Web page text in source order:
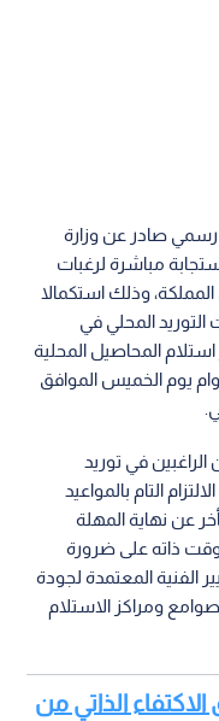
صادر عن وزارة
مباشرة لرغبات
وذلك استكمالا
المحلي في
المحاصيل المحلية
يوم الخميس الموافق
الراغبين في توريد
التام بالمواعيد
عن نهاية المهلة
ذاته على ضرورة
الفنية المعتمدة لجودة
ومراكز الاستلام
الذاتي من